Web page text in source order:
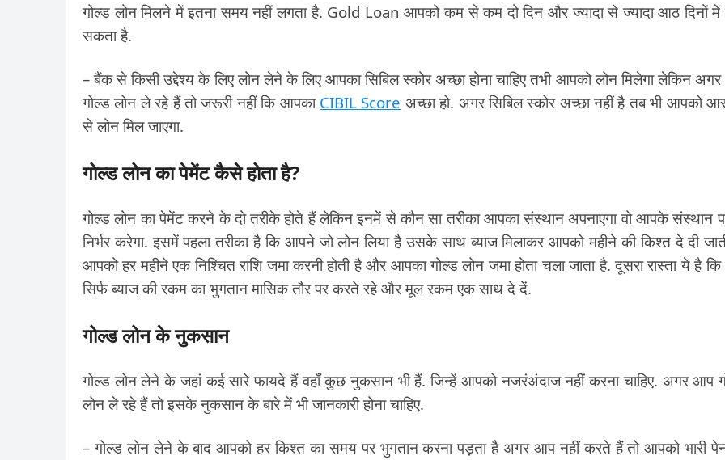
गोल्ड लोन मिलने में इतना समय नहीं लगता है. Gold Loan आपको कम से कम दो दिन और ज्यादा से ज्यादा आठ दिनों में
सकता है.
– बैंक से किसी उद्देश्य के लिए लोन लेने के लिए आपका सिबिल स्कोर अच्छा होना चाहिए तभी आपको लोन मिलेगा लेकिन
गोल्ड लोन ले रहे हैं तो जरूरी नहीं कि आपका CIBIL Score अच्छा हो. अगर सिबिल स्कोर अच्छा नहीं है तब भी आपको
से लोन मिल जाएगा.
गोल्ड लोन का पेमेंट कैसे होता है?
गोल्ड लोन का पेमेंट करने के दो तरीके होते हैं लेकिन इनमें से कौन सा तरीका आपका संस्थान अपनाएगा वो आपके संस्थान
निर्भर करेगा. इसमें पहला तरीका है कि आपने जो लोन लिया है उसके साथ ब्याज मिलाकर आपको महीने की किश्त दे दी
आपको हर महीने एक निश्चित राशि जमा करनी होती है और आपका गोल्ड लोन जमा होता चला जाता है. दूसरा रास्ता ये है
सिर्फ ब्याज की रकम का भुगतान मासिक तौर पर करते रहे और मूल रकम एक साथ दे दें.
गोल्ड लोन के नुकसान
गोल्ड लोन लेने के जहां कई सारे फायदे हैं वहाँ कुछ नुकसान भी हैं. जिन्हें आपको नजरंअंदाज नहीं करना चाहिए. अगर आप
लोन ले रहे हैं तो इसके नुकसान के बारे में भी जानकारी होना चाहिए.
– गोल्ड लोन लेने के बाद आपको हर किश्त का समय पर भुगतान करना पड़ता है अगर आप नहीं करते हैं तो आपको भारी